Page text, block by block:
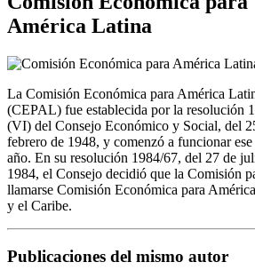
América Latina
La Comisión Económica para América
(CEPAL) fue establecida por la resolución
(VI) del Consejo Económico y Social, del
febrero de 1948, y comenzó a funcionar
año. En su resolución 1984/67, del 27 de
1984, el Consejo decidió que la Comisión
llamarse Comisión Económica para
y el Caribe.
Publicaciones del mismo autor